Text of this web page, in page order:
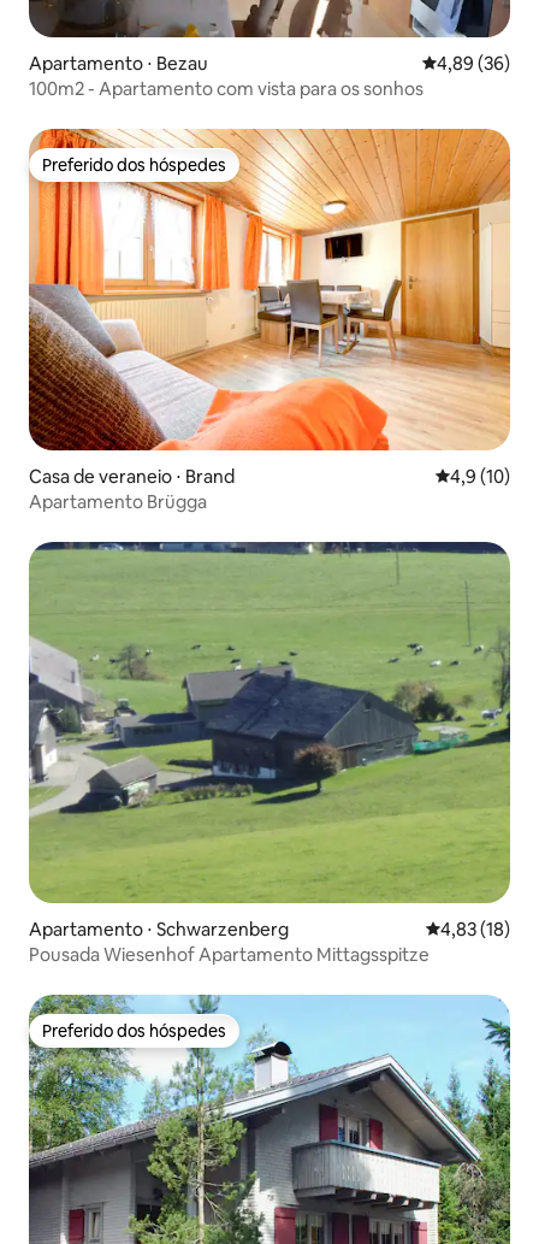
Apartamento ⋅ Bezau 4,89 de uma
4,89 (36)
100m2 - Apartamento com vista para os sonhos
Preferido dos hóspedes
Preferido dos hóspedes
Casa de veraneio ⋅ Brand 4,9 de uma
4,9 (10)
Apartamento Brügga
Apartamento ⋅ Schwarzenberg 4,83 de uma
4,83 (18)
Pousada Wiesenhof Apartamento Mittagsspitze
Preferido dos hóspedes
Preferido dos hóspedes